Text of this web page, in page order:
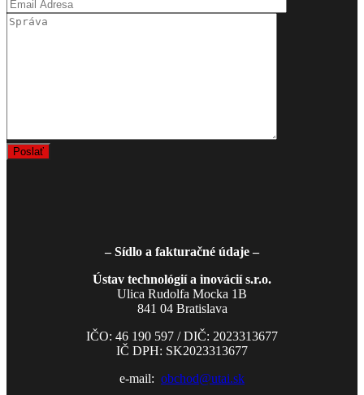
– Sídlo a fakturačné údaje –
Ústav technológií a inovácií s.r.o.
Ulica Rudolfa Mocka 1B
841 04 Bratislava
IČO: 46 190 597 / DIČ: 2023313677
IČ DPH: SK2023313677
e-mail: obchod@utai.sk